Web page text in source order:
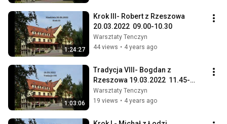
1:24:27
Krok III- Robert z Rzeszowa
20.03.2022  09.00-10.30
Warsztaty Tenczyn
44 views • 4 years ago
1:03:06
Tradycja VIII- Bogdan z
Rzeszowa 19.03.2022  11.45-
13.00
Warsztaty Tenczyn
19 views • 4 years ago